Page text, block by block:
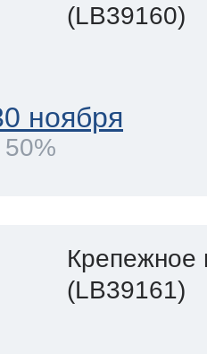
(LB39160)
ноября
Крепежное
(LB39161)